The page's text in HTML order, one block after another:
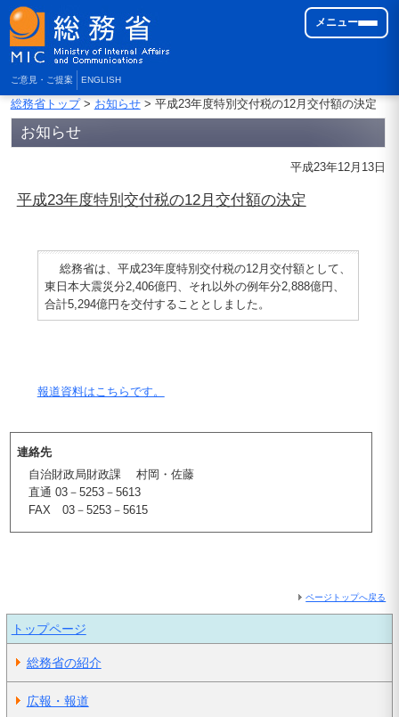
ご意見・ご提案 ENGLISH
メニュー
総務省トップ> お知らせ> 平成23年度特別交付税の12月交付額の決定
お知らせ
平成23年12月13日
平成23年度特別交付税の12月交付額の決定
総務省は、平成23年度特別交付税の12月交付額として、
東日本大震災分2,406億円、それ以外の例年分2,888億円、
合計5,294億円を交付することとしました。
報道資料はこちらです。
連絡先
自治財政局財政課 村岡・佐藤
直通 03－5253－5613
FAX 03－5253－5615
ページトップへ戻る
トップページ
総務省の紹介
広報・報道